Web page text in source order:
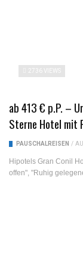
2736 VIEWS
ab 413 € p.P. –
Sterne Hotel mit
PAUSCHALREISEN /
Hipotels Gran Conil
offen", "Ruhig